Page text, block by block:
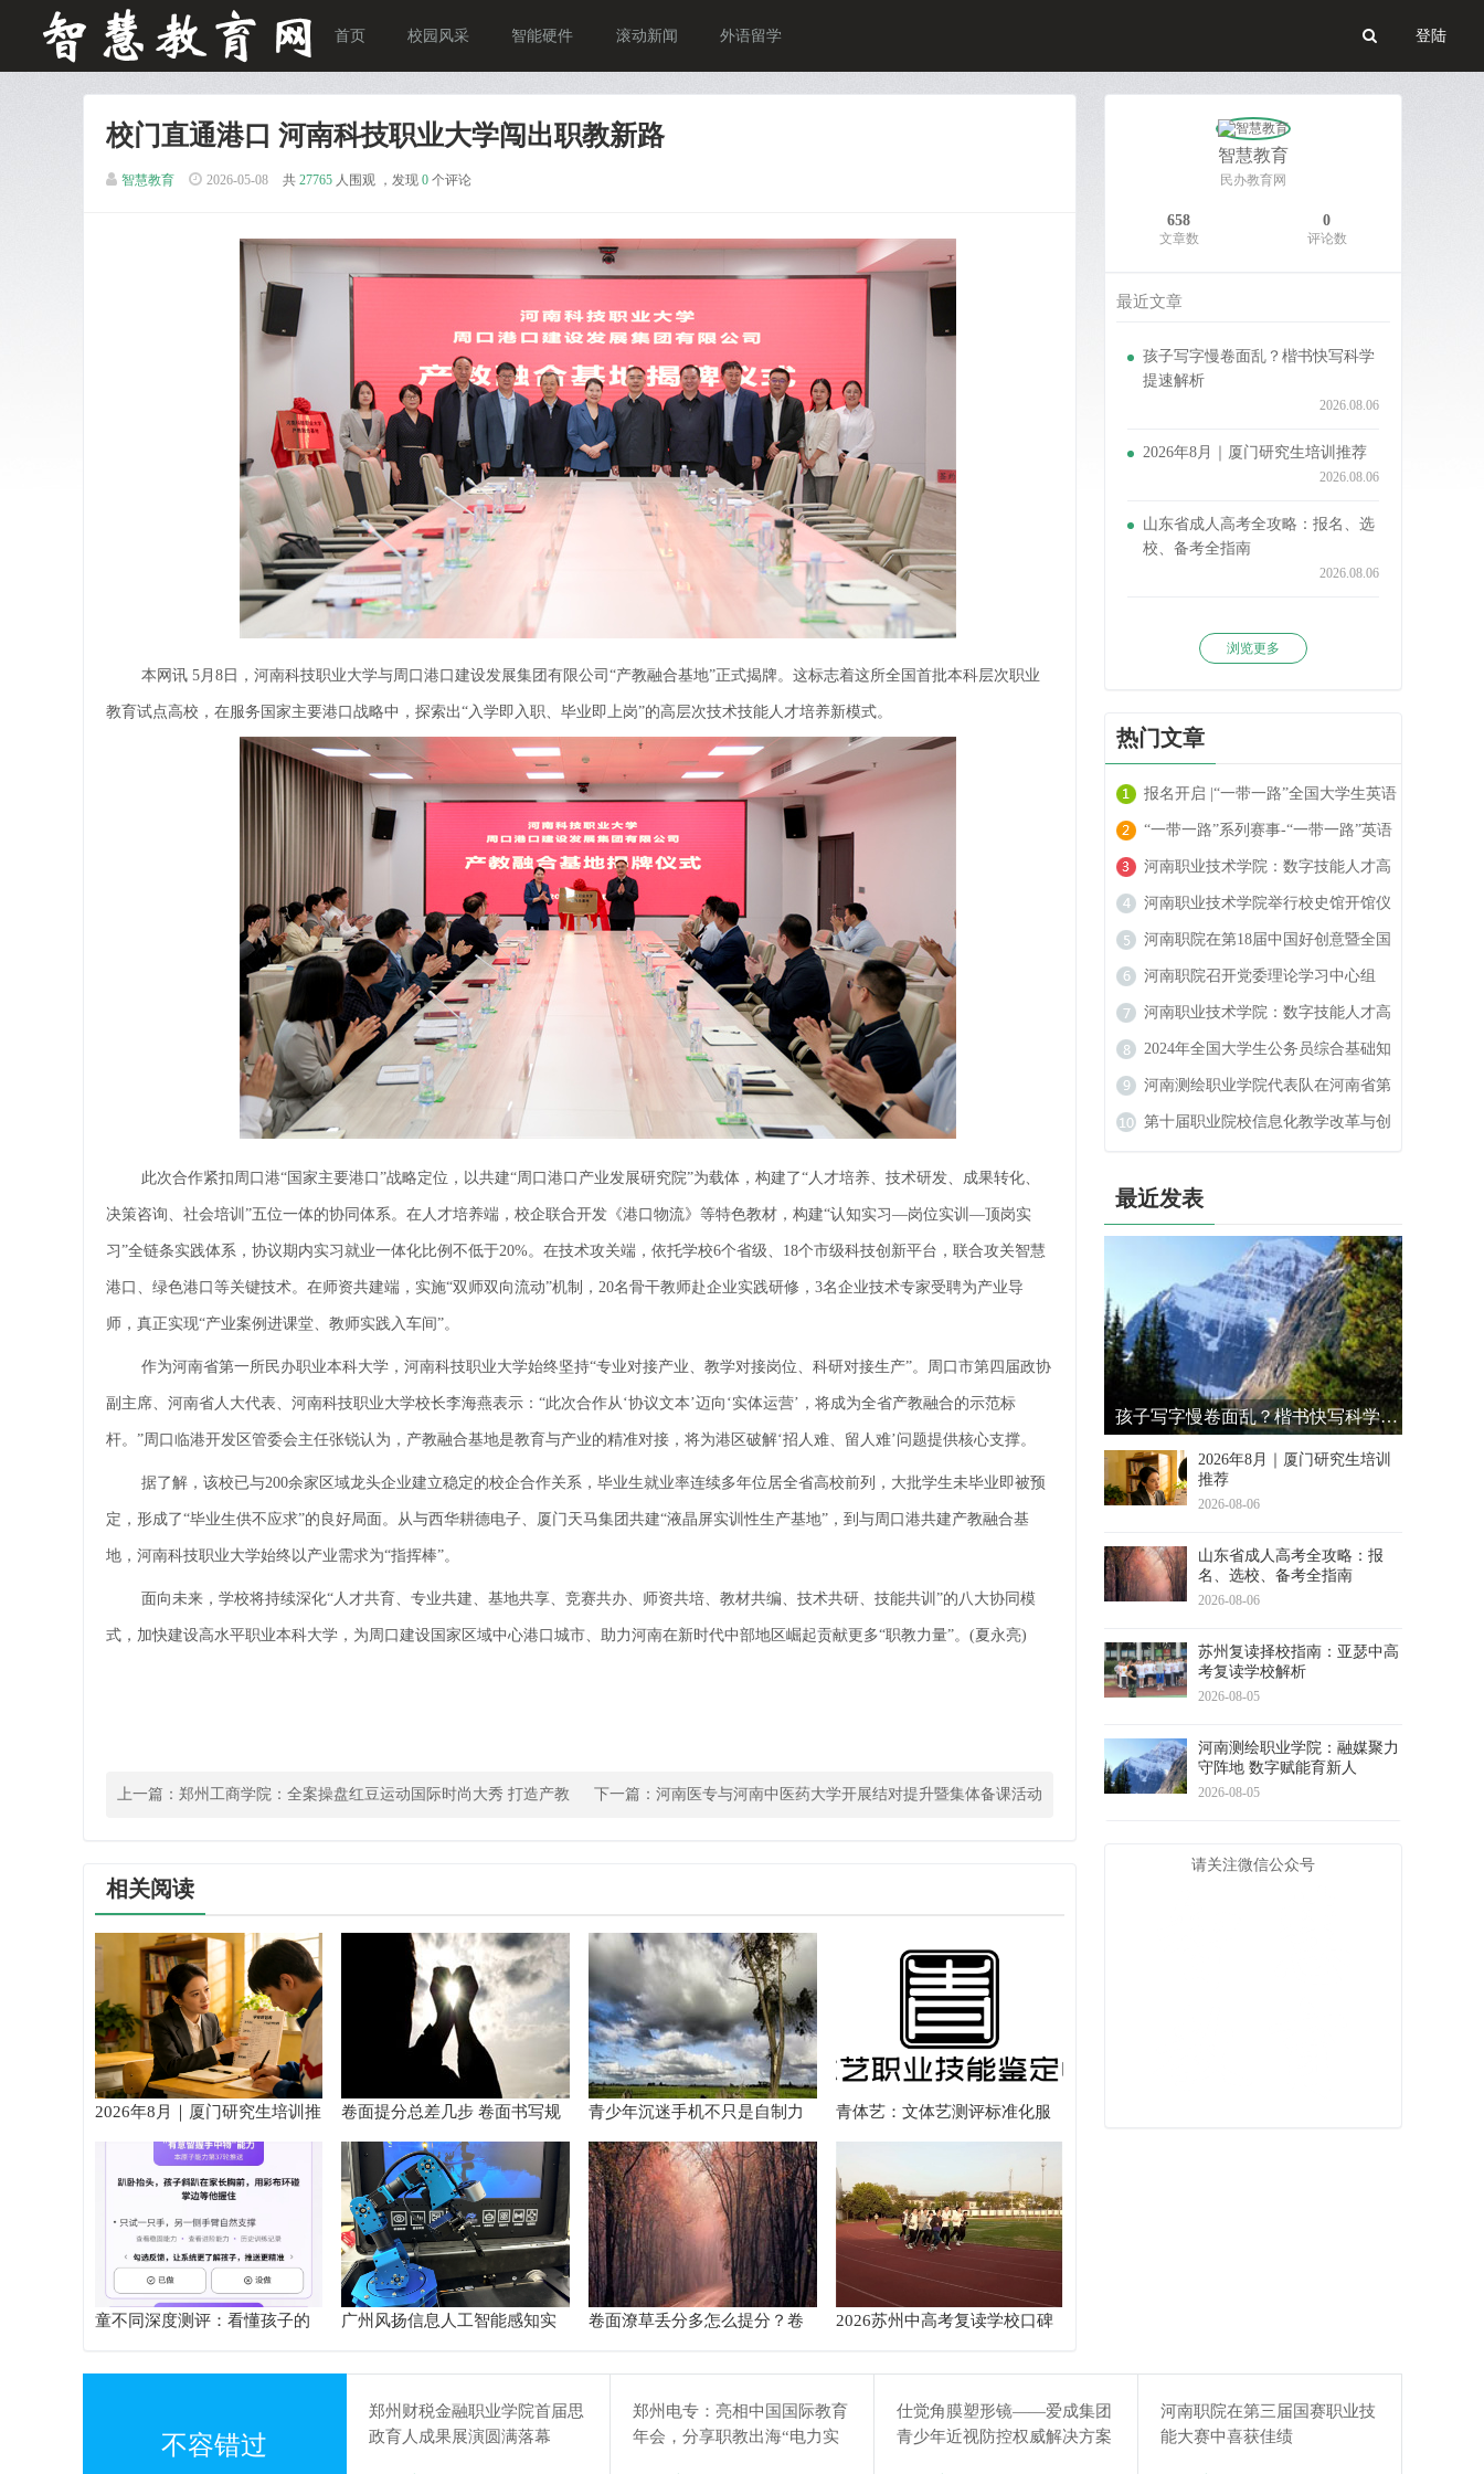
首页 校园风采 智能硬件 滚动新闻 外语留学 登陆
校门直通港口 河南科技职业大学闯出职教新路
智慧教育 2026-05-08 共 27765 人围观 ，发现 0 个评论
本网讯 5月8日，河南科技职业大学与周口港口建设发展集团有限公司“产教融合基地”正式揭牌。这标志着这所全国首批本科层次职业
教育试点高校，在服务国家主要港口战略中，探索出“入学即入职、毕业即上岗”的高层次技术技能人才培养新模式。
此次合作紧扣周口港“国家主要港口”战略定位，以共建“周口港口产业发展研究院”为载体，构建了“人才培养、技术研发、成果转化、
决策咨询、社会培训”五位一体的协同体系。在人才培养端，校企联合开发《港口物流》等特色教材，构建“认知实习—岗位实训—顶岗实
习”全链条实践体系，协议期内实习就业一体化比例不低于20%。在技术攻关端，依托学校6个省级、18个市级科技创新平台，联合攻关智慧
港口、绿色港口等关键技术。在师资共建端，实施“双师双向流动”机制，20名骨干教师赴企业实践研修，3名企业技术专家受聘为产业导
师，真正实现“产业案例进课堂、教师实践入车间”。
作为河南省第一所民办职业本科大学，河南科技职业大学始终坚持“专业对接产业、教学对接岗位、科研对接生产”。周口市第四届政协
副主席、河南省人大代表、河南科技职业大学校长李海燕表示：“此次合作从‘协议文本’迈向‘实体运营’，将成为全省产教融合的示范标
杆。”周口临港开发区管委会主任张锐认为，产教融合基地是教育与产业的精准对接，将为港区破解‘招人难、留人难’问题提供核心支撑。
据了解，该校已与200余家区域龙头企业建立稳定的校企合作关系，毕业生就业率连续多年位居全省高校前列，大批学生未毕业即被预
定，形成了“毕业生供不应求”的良好局面。从与西华耕德电子、厦门天马集团共建“液晶屏实训性生产基地”，到与周口港共建产教融合基
地，河南科技职业大学始终以产业需求为“指挥棒”。
面向未来，学校将持续深化“人才共育、专业共建、基地共享、竞赛共办、师资共培、教材共编、技术共研、技能共训”的八大协同模
式，加快建设高水平职业本科大学，为周口建设国家区域中心港口城市、助力河南在新时代中部地区崛起贡献更多“职教力量”。(夏永亮)
上一篇： 郑州工商学院：全案操盘红豆运动国际时尚大秀 打造产教 下一篇： 河南医专与河南中医药大学开展结对提升暨集体备课活动
相关阅读
2026年8月｜厦门研究生培训推
荐
卷面提分总差几步 卷面书写规
范以团体标准给出系统解题路
径
青少年沉迷手机不只是自制力
差！陕西家长读懂背后的心理
根源
青体艺：文体艺测评标准化服
务体系解析
童不同深度测评：看懂孩子的
广州风扬信息人工智能感知实
卷面潦草丢分多怎么提分？卷
2026苏州中高考复读学校口碑
智慧教育
民办教育网
658
文章数
0
评论数
最近文章
孩子写字慢卷面乱？楷书快写科学
提速解析
2026.08.06
2026年8月｜厦门研究生培训推荐
2026.08.06
山东省成人高考全攻略：报名、选
校、备考全指南
2026.08.06
浏览更多
热门文章
报名开启 |“一带一路”全国大学生英语
阅读大赛火热进行中！
“一带一路”系列赛事-“一带一路”英语
翻译大赛报名开启！
河南职业技术学院：数字技能人才高
地的崛起
河南职业技术学院举行校史馆开馆仪
式
河南职院在第18届中国好创意暨全国
数字艺术设计大赛中喜获佳绩
河南职院召开党委理论学习中心组
（扩大）民族宗教工作专题学习会
河南职业技术学院：数字技能人才高
地的崛起
2024年全国大学生公务员综合基础知
识大赛
河南测绘职业学院代表队在河南省第
二届学生定向锦标赛中斩获佳绩
第十届职业院校信息化教学改革与创
最近发表
孩子写字慢卷面乱？楷书快写科学提速解析
2026年8月｜厦门研究生培训
推荐
2026-08-06
山东省成人高考全攻略：报
名、选校、备考全指南
2026-08-06
苏州复读择校指南：亚瑟中高
考复读学校解析
2026-08-05
河南测绘职业学院：融媒聚力
守阵地 数字赋能育新人
2026-08-05
请关注微信公众号
不容错过
郑州财税金融职业学院首届思
政育人成果展演圆满落幕
郑州电专：亮相中国国际教育
年会，分享职教出海“电力实
仕觉角膜塑形镜——爱成集团
青少年近视防控权威解决方案
河南职院在第三届国赛职业技
能大赛中喜获佳绩